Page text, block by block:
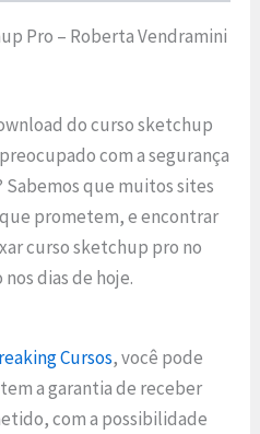
Pro – Roberta Vendramini
do curso sketchup
com a segurança
Sabemos que muitos sites
prometem, e encontrar
curso sketchup pro no
dias de hoje.
Cursos, você pode
a garantia de receber
com a possibilidade